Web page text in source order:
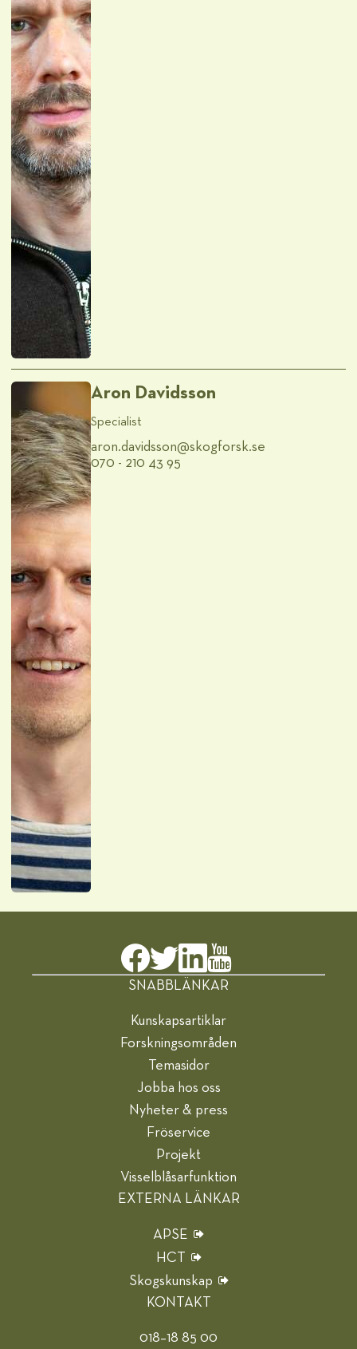
Aron Davidsson
Specialist
aron.davidsson@​skogforsk.se
070 - 210 43 95
SNABBLÄNKAR
Kunskapsartiklar
Forskningsområden
Temasidor
Jobba hos oss
Nyheter & press
Fröservice
Projekt
Visselblåsarfunktion
EXTERNA LÄNKAR
APSE
HCT
Skogskunskap
KONTAKT
018–18 85 00